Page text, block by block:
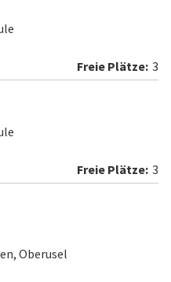
3
3
Oberusel